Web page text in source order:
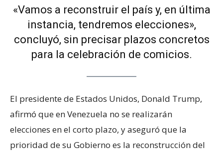
«Vamos a reconstruir el país y, en última
instancia, tendremos elecciones»,
concluyó, sin precisar plazos concretos
para la celebración de comicios.
El presidente de Estados Unidos, Donald Trump,
afirmó que en Venezuela no se realizarán
elecciones en el corto plazo, y aseguró que la
prioridad de su Gobierno es la reconstrucción del